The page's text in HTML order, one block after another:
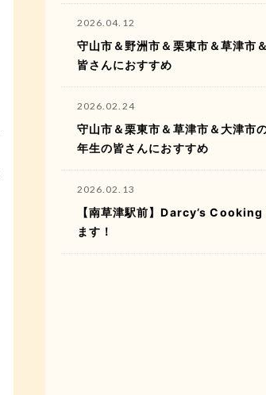
2026.04.12
守山市＆野洲市＆栗東市＆草津市
皆さんにおすすめ
2026.02.24
守山市＆栗東市＆草津市＆大津市
年生の皆さんにおすすめ
2026.02.13
【南草津駅前】Darcy’s Cooking
ます！